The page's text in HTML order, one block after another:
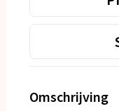
Omschrijving